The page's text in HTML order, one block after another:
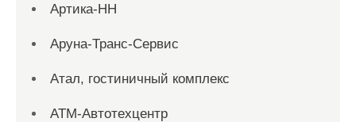
Артика-НН
Аруна-Транс-Сервис
Атал, гостиничный комплекс
АТМ-Автотехцентр